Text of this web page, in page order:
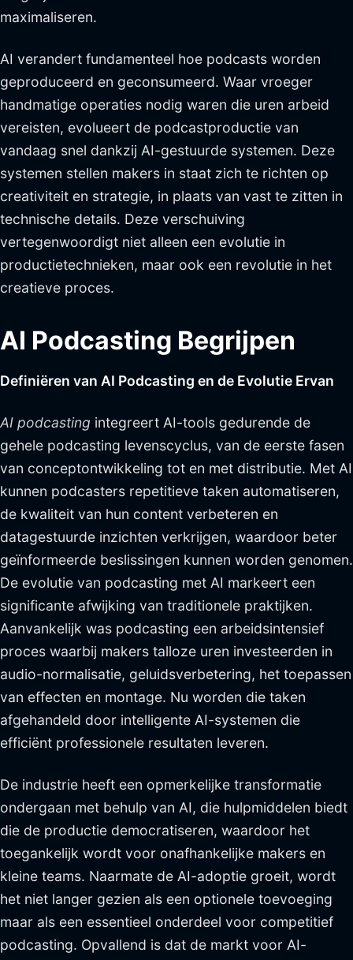
maximaliseren.
AI verandert fundamenteel hoe podcasts worden
geproduceerd en geconsumeerd. Waar vroeger
handmatige operaties nodig waren die uren arbeid
vereisten, evolueert de podcastproductie van
vandaag snel dankzij AI-gestuurde systemen. Deze
systemen stellen makers in staat zich te richten op
creativiteit en strategie, in plaats van vast te zitten in
technische details. Deze verschuiving
vertegenwoordigt niet alleen een evolutie in
productietechnieken, maar ook een revolutie in het
creatieve proces.
AI Podcasting Begrijpen
Definiëren van AI Podcasting en de Evolutie Ervan
AI podcasting integreert AI-tools gedurende de
gehele podcasting levenscyclus, van de eerste fasen
van conceptontwikkeling tot en met distributie. Met AI
kunnen podcasters repetitieve taken automatiseren,
de kwaliteit van hun content verbeteren en
datagestuurde inzichten verkrijgen, waardoor beter
geïnformeerde beslissingen kunnen worden genomen.
De evolutie van podcasting met AI markeert een
significante afwijking van traditionele praktijken.
Aanvankelijk was podcasting een arbeidsintensief
proces waarbij makers talloze uren investeerden in
audio-normalisatie, geluidsverbetering, het toepassen
van effecten en montage. Nu worden die taken
afgehandeld door intelligente AI-systemen die
efficiënt professionele resultaten leveren.
De industrie heeft een opmerkelijke transformatie
ondergaan met behulp van AI, die hulpmiddelen biedt
die de productie democratiseren, waardoor het
toegankelijk wordt voor onafhankelijke makers en
kleine teams. Naarmate de AI-adoptie groeit, wordt
het niet langer gezien als een optionele toevoeging
maar als een essentieel onderdeel voor competitief
podcasting. Opvallend is dat de markt voor AI-